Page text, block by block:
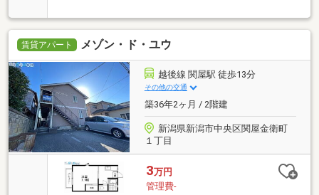
賃貸アパート メゾン・ド・ユウ
越後線 関屋駅 徒歩13分
その他の交通
築36年2ヶ月 / 2階建
新潟県新潟市中央区関屋金衛町
１丁目
3万円
管理費-